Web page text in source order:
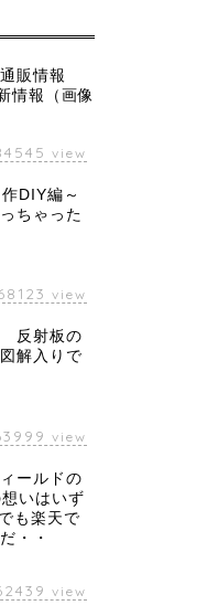
販情報
情報（画像
view
DIY編～
ちゃった
view
反射板の
解入りで
view
ールドの
いはいず
も楽天で
・・
view